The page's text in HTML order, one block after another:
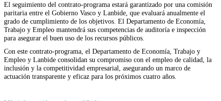
El seguimiento del contrato-programa estará garantizado por una comisión
paritaria entre el Gobierno Vasco y Lanbide, que evaluará anualmente el
grado de cumplimiento de los objetivos. El Departamento de Economía,
Trabajo y Empleo mantendrá sus competencias de auditoría e inspección
para asegurar el buen uso de los recursos públicos.
Con este contrato-programa, el Departamento de Economía, Trabajo y
Empleo y Lanbide consolidan su compromiso con el empleo de calidad, la
inclusión y la competitividad empresarial, asegurando un marco de
actuación transparente y eficaz para los próximos cuatro años.